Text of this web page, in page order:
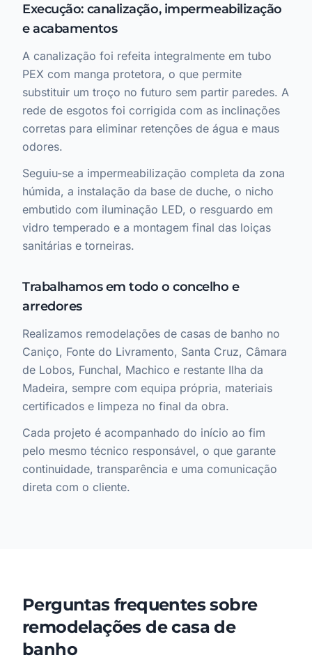
Execução: canalização, impermeabilização
e acabamentos
A canalização foi refeita integralmente em tubo
PEX com manga protetora, o que permite
substituir um troço no futuro sem partir paredes. A
rede de esgotos foi corrigida com as inclinações
corretas para eliminar retenções de água e maus
odores.
Seguiu-se a impermeabilização completa da zona
húmida, a instalação da base de duche, o nicho
embutido com iluminação LED, o resguardo em
vidro temperado e a montagem final das loiças
sanitárias e torneiras.
Trabalhamos em todo o concelho e
arredores
Realizamos remodelações de casas de banho no
Caniço, Fonte do Livramento, Santa Cruz, Câmara
de Lobos, Funchal, Machico e restante Ilha da
Madeira, sempre com equipa própria, materiais
certificados e limpeza no final da obra.
Cada projeto é acompanhado do início ao fim
pelo mesmo técnico responsável, o que garante
continuidade, transparência e uma comunicação
direta com o cliente.
Perguntas frequentes sobre
remodelações de casa de
banho